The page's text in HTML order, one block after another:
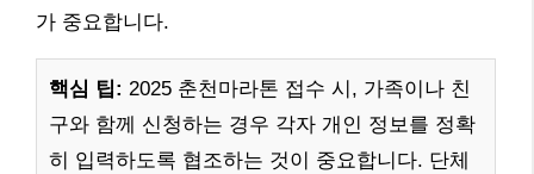
가 중요합니다.
핵심 팁: 2025 춘천마라톤 접수 시, 가족이나 친
구와 함께 신청하는 경우 각자 개인 정보를 정확
히 입력하도록 협조하는 것이 중요합니다. 단체